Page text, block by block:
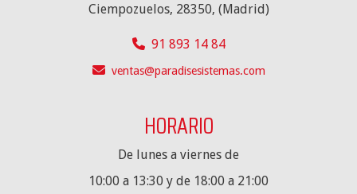
Ciempozuelos, 28350, (Madrid)
91 893 14 84
ventas paradisesistemas.com
HORARIO
De lunes a viernes de
10:00 a 13:30 y de 18:00 a 21:00